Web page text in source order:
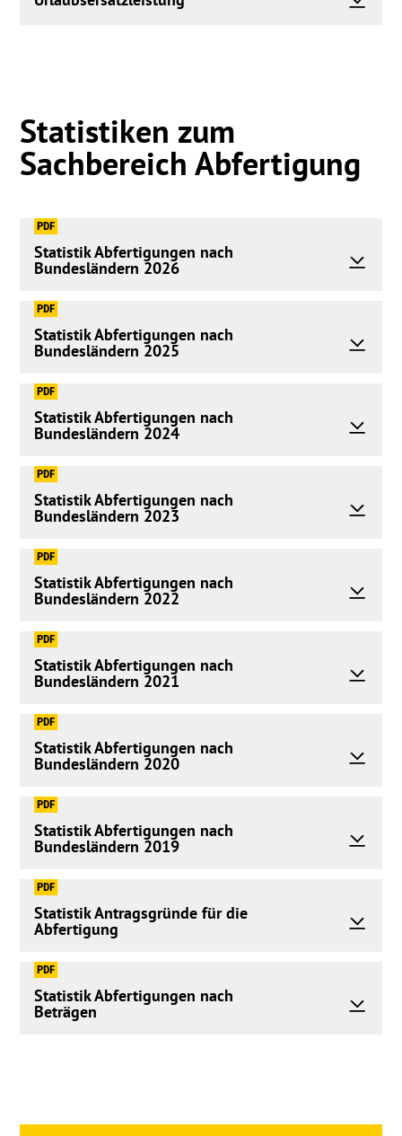
Statistiken zum
Sachbereich Abfertigung
PDF
Statistik Abfertigungen nach
Bundesländern 2026
PDF
Statistik Abfertigungen nach
Bundesländern 2025
PDF
Statistik Abfertigungen nach
Bundesländern 2024
PDF
Statistik Abfertigungen nach
Bundesländern 2023
PDF
Statistik Abfertigungen nach
Bundesländern 2022
PDF
Statistik Abfertigungen nach
Bundesländern 2021
PDF
Statistik Abfertigungen nach
Bundesländern 2020
PDF
Statistik Abfertigungen nach
Bundesländern 2019
PDF
Statistik Antragsgründe für die
Abfertigung
PDF
Statistik Abfertigungen nach
Beträgen